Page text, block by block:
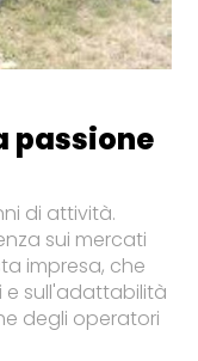
passione
di attività.
sui mercati
impresa, che
e sull'adattabilità
degli operatori